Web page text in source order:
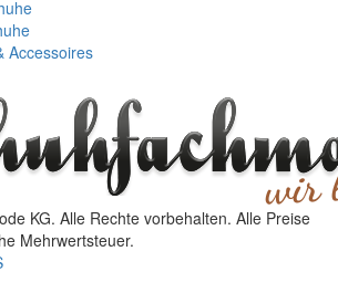
Accessoires
KG. Alle Rechte vorbehalten. Alle Preise
Mehrwertsteuer.